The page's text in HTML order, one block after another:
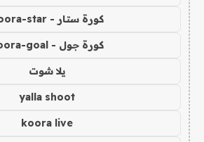
كورة ستار - koora-star
كورة جول - koora-goal
يلا شوت
yalla shoot
koora live